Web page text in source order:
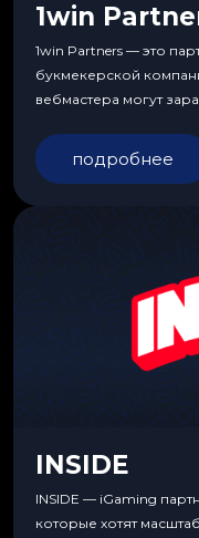
1win
1win Partners — это
букмекерской
вебмастера могут
подробнее
INSIDE
INSIDE — iGaming
которые хотят